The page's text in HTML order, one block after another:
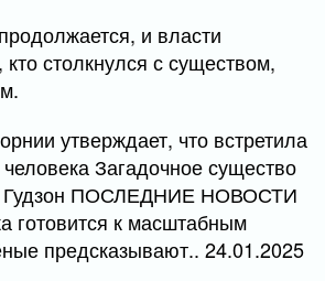
и власти
столкнулся с существом,
утверждает, что встретила
Загадочное существо
Гудзон ПОСЛЕДНИЕ НОВОСТИ
готовится к масштабным
предсказывают.. 24.01.2025